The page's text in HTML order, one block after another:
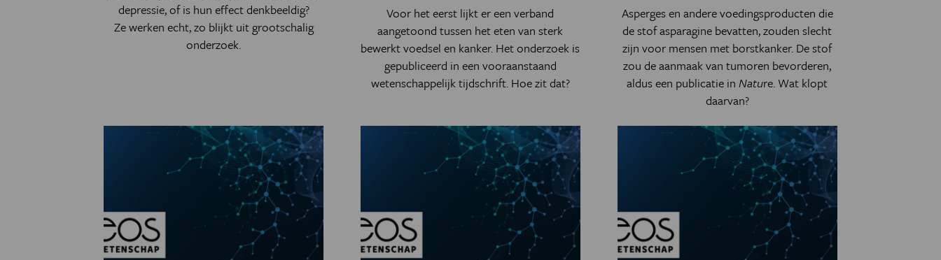
depressie, of is hun effect denkbeeldig?
Ze werken echt, zo blijkt uit grootschalig
onderzoek.
Voor het eerst lijkt er een verband
aangetoond tussen het eten van sterk
bewerkt voedsel en kanker. Het onderzoek is
gepubliceerd in een vooraanstaand
wetenschappelijk tijdschrift. Hoe zit dat?
Asperges en andere voedingsproducten die
de stof asparagine bevatten, zouden slecht
zijn voor mensen met borstkanker. De stof
zou de aanmaak van tumoren bevorderen,
aldus een publicatie inNature. Wat klopt
daarvan?